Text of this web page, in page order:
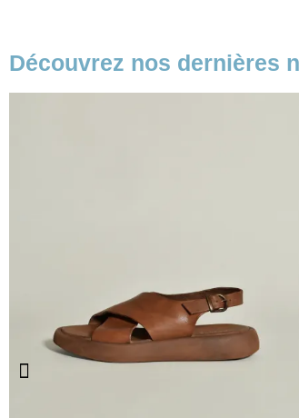
Découvrez nos dernières